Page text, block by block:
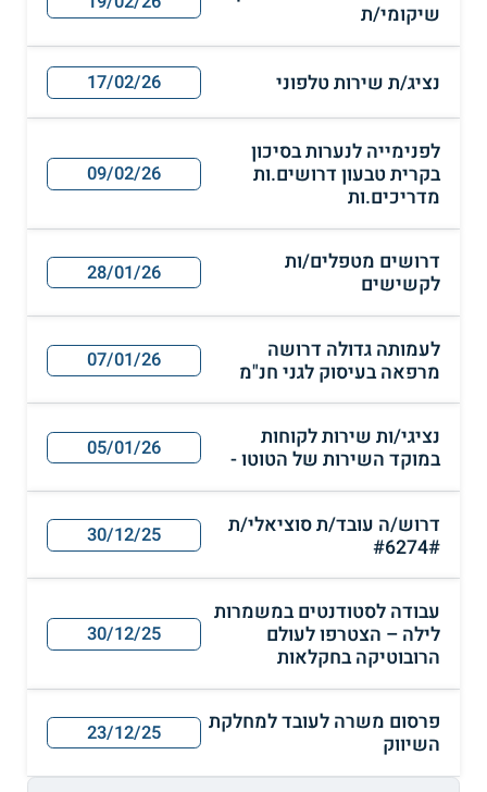
שיקומי/ת
נציג/ת שירות טלפוני 17/02/26
לפנימייה לנערות בסיכון
בקרית טבעון דרושים.ות
מדריכים.ות
09/02/26
דרושים מטפלים/ות
לקשישים
28/01/26
לעמותה גדולה דרושה
מרפאה בעיסוק לגני חנ"מ
07/01/26
נציגי/ות שירות לקוחות
במוקד השירות של הטוטו -
05/01/26
דרוש/ה עובד/ת סוציאלי/ת
#6274#
30/12/25
עבודה לסטודנטים במשמרות
לילה – הצטרפו לעולם
הרובוטיקה בחקלאות
30/12/25
פרסום משרה לעובד למחלקת
השיווק
23/12/25